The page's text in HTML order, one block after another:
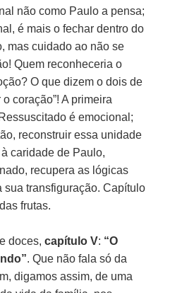
não como Paulo a pensa;
é mais o fechar dentro do
mas cuidado ao não se
Quem reconheceria o
O que dizem o dois de
coração”! A primeira
é emocional;
reconstruir essa unidade
caridade de Paulo,
recupera as lógicas
sua transfiguração. Capítulo
frutas.
doces,capítulo V: “O
. Que não fala só da
digamos assim, de uma